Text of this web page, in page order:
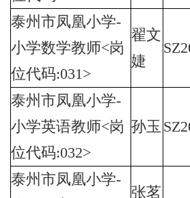
泰州市凤凰小学-
小学数学教师<岗
位代码:031>
翟文
婕
泰州市凤凰小学-
小学英语教师<岗
位代码:032>
孙玉
泰州市凤凰小学-
张茗